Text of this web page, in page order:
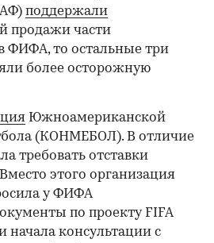
поддержали
продажи части
ФИФА, то остальные три
более осторожную
Южноамериканской
(КОНМЕБОЛ). В отличие
требовать отставки
этого организация
у ФИФА
по проекту FIFA
начала консультации с